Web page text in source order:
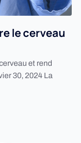
le cerveau
et rend
30, 2024 La